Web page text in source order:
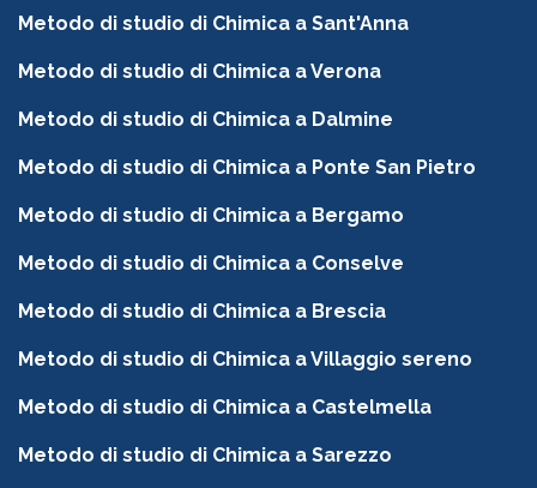
Metodo di studio di Chimica a Sant'Anna
Metodo di studio di Chimica a Verona
Metodo di studio di Chimica a Dalmine
Metodo di studio di Chimica a Ponte San Pietro
Metodo di studio di Chimica a Bergamo
Metodo di studio di Chimica a Conselve
Metodo di studio di Chimica a Brescia
Metodo di studio di Chimica a Villaggio sereno
Metodo di studio di Chimica a Castelmella
Metodo di studio di Chimica a Sarezzo